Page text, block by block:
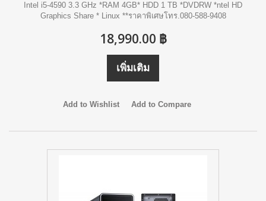
Intel i5-4590 3.3 GHz *RAM 4GB* HDD 1 TB *DVDRW *ntel HD
Graphics Share * Linux **ราคาพิเศษโทร.080-588-9408
18,990.00 ฿
เพิ่มเติม
Add to Wishlist Add to Compare